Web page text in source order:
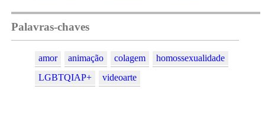
Palavras-chaves
amor animação colagem
homossexualidade
LGBTQIAP+
videoarte